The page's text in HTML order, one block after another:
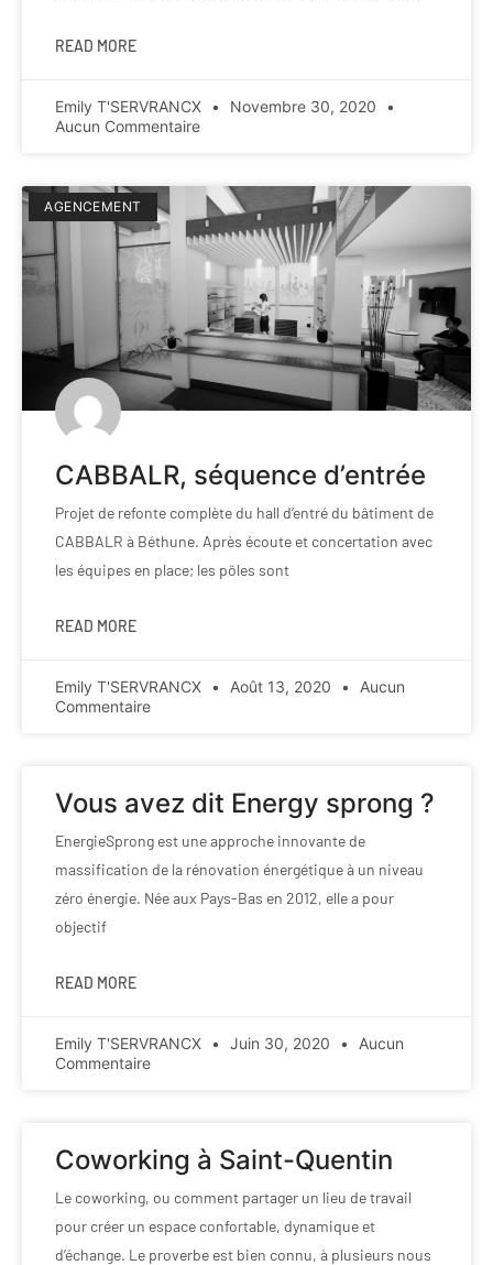
READ MORE
Emily T'SERVRANCX
Novembre 30, 2020
Aucun Commentaire
AGENCEMENT
CABBALR, séquence d’entrée
Projet de refonte complète du hall d’entré du bâtiment de
CABBALR à Béthune. Après écoute et concertation avec
les équipes en place; les pôles sont
READ MORE
Emily T'SERVRANCX Août 13, 2020
Aucun
Commentaire
Vous avez dit Energy sprong ?
EnergieSprong est une approche innovante de
massification de la rénovation énergétique à un niveau
zéro énergie. Née aux Pays-Bas en 2012, elle a pour
objectif
READ MORE
Emily T'SERVRANCX Juin 30, 2020
Aucun
Commentaire
Coworking à Saint-Quentin
Le coworking, ou comment partager un lieu de travail
pour créer un espace confortable, dynamique et
d’échange. Le proverbe est bien connu, à plusieurs nous